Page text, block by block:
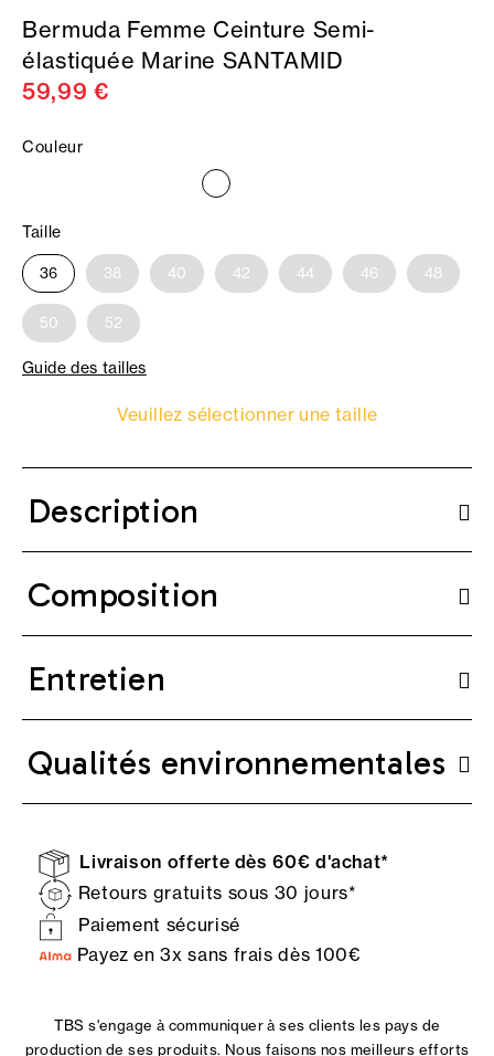
Bermuda Femme Ceinture Semi-
élastiquée Marine SANTAMID
59,99 €
Couleur
Taille
36 38 40 42 44 46 48
50 52
Guide des tailles
Veuillez sélectionner une taille
Description
Composition
Entretien
Qualités environnementales
Livraison offerte dès 60€ d'achat*
Retours gratuits sous 30 jours*
Paiement sécurisé
Payez en 3x sans frais dès 100€
TBS s'engage à communiquer à ses clients les pays de
production de ses produits. Nous faisons nos meilleurs efforts